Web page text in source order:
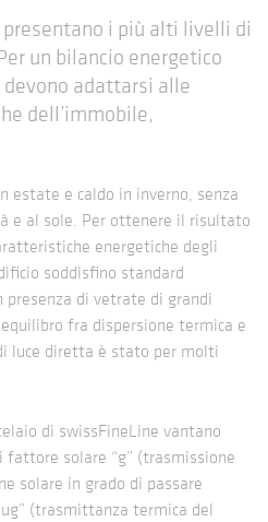
i più alti livelli di
un bilancio energetico
adattarsi alle
dell’immobile,
estate e caldo in inverno, senza
e al sole. Per ottenere il risultato
energetiche degli
soddisfino standard
di vetrate di grandi
fra dispersione termica e
luce diretta è stato per molti
di swissFineLine vantano
solare “g” (trasmissione
solare in grado di passare
(trasmittanza termica del